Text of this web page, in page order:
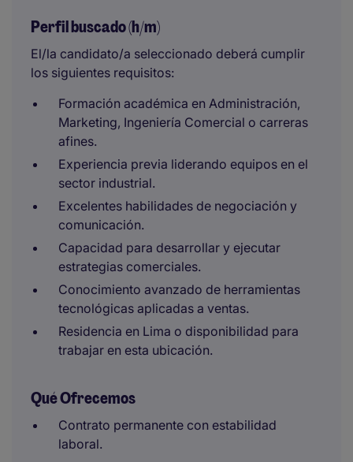
Perfil buscado (h/m)
El/la candidato/a seleccionado deberá cumplir
los siguientes requisitos:
Formación académica en Administración,
Marketing, Ingeniería Comercial o carreras
afines.
Experiencia previa liderando equipos en el
sector industrial.
Excelentes habilidades de negociación y
comunicación.
Capacidad para desarrollar y ejecutar
estrategias comerciales.
Conocimiento avanzado de herramientas
tecnológicas aplicadas a ventas.
Residencia en Lima o disponibilidad para
trabajar en esta ubicación.
Qué Ofrecemos
Contrato permanente con estabilidad
laboral.